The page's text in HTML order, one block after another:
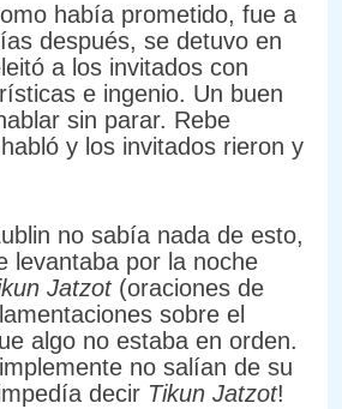
había prometido, fue a
después, se detuvo en
a los invitados con
e ingenio. Un buen
sin parar. Rebe
y los invitados rieron y
no sabía nada de esto,
levantaba por la noche
Jatzot(oraciones de
sobre el
algo no estaba en orden.
no salían de su
decir Tikun Jatzot!